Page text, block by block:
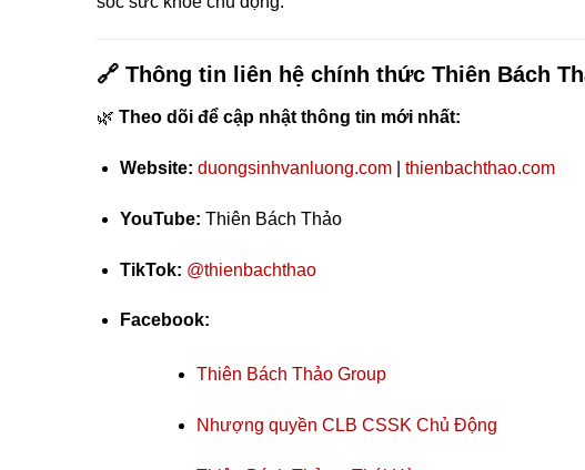
🔗 Thông tin liên hệ chính thức Thiên Bách
🌿 Theo dõi để cập nhật thông tin mới nhất:
Website: duongsinhvanluong.com| thienbachthao.com
YouTube: Thiên Bách Thảo
TikTok: @thienbachthao
Facebook:
Thiên Bách Thảo Group
Nhượng quyền CLB CSSK Chủ Động